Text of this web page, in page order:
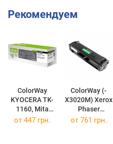
Рекомендуем
ColorWay
KYOCERA TK-
1160, Mita
P2040dn/P204
ColorWay (-
X3020M) Xerox
Phaser
3020/WC3025
от 447 грн. от 761 грн.